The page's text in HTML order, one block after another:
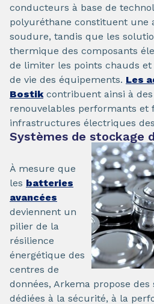
conducteurs à base de
polyuréthane constituent une
soudure, tandis que les
thermique des composants
de limiter les points chauds
de vie des équipements. Les
Bostikcontribuent ainsi à des
renouvelables performants et
infrastructures électriques
Systèmes de stockage
À mesure que
les batteries
avancées
deviennent un
pilier de la
résilience
énergétique des
centres de
données, Arkema propose
dédiées à la sécurité, à la